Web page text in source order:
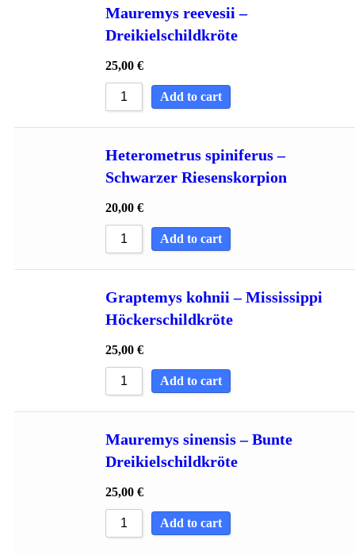
Mauremys reevesii –
Dreikielschildkröte
25,00 €
Add to cart
Heterometrus spiniferus –
Schwarzer Riesenskorpion
20,00 €
Add to cart
Graptemys kohnii – Mississippi
Höckerschildkröte
25,00 €
Add to cart
Mauremys sinensis – Bunte
Dreikielschildkröte
25,00 €
Add to cart